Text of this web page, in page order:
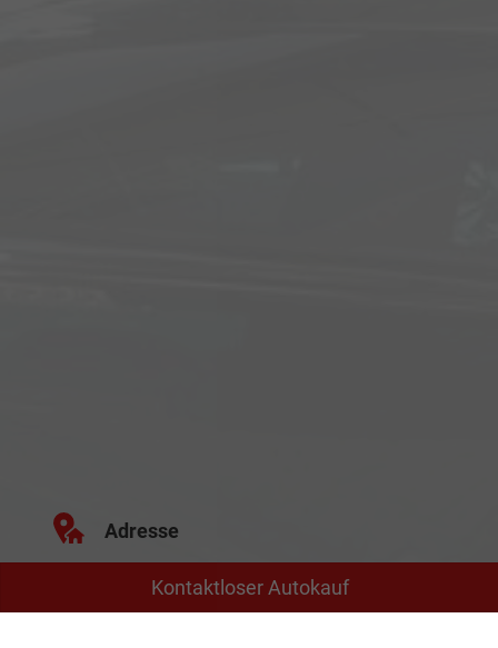
Kontaktloser Autokauf
Adresse